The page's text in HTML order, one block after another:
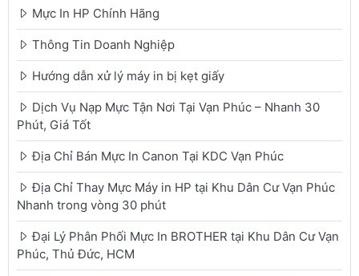
Mực In HP Chính Hãng
Thông Tin Doanh Nghiệp
Hướng dẫn xử lý máy in bị kẹt giấy
Dịch Vụ Nạp Mực Tận Nơi Tại Vạn Phúc – Nhanh 30
Phút, Giá Tốt
Địa Chỉ Bán Mực In Canon Tại KDC Vạn Phúc
Địa Chỉ Thay Mực Máy in HP tại Khu Dân Cư Vạn Phúc
Nhanh trong vòng 30 phút
Đại Lý Phân Phối Mực In BROTHER tại Khu Dân Cư Vạn
Phúc, Thủ Đức, HCM